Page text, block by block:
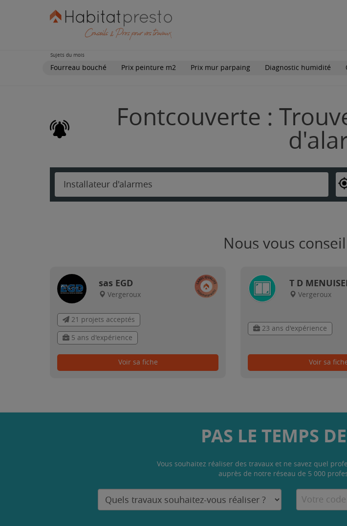
Sujets du mois
Fourreau bouché Prix peinture m2 Prix mur parpaing Diagnostic humidité
Fontcouverte :
Installateur d'alarmes
Nous vous
sas EGD
Vergeroux
21 projets acceptés
5 ans d'expérience
Voir sa fiche
T D
Vergeroux
23 ans d'expérience
Voir sa
PAS LE TEMPS
Vous souhaitez réaliser des travaux et ne savez quel
auprès de notre réseau de 5 000